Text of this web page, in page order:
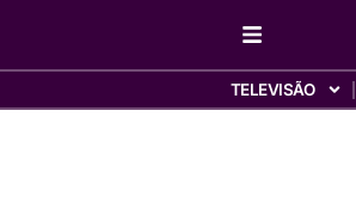
TELEVISÃO